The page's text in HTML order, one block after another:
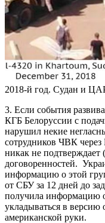
2018-й год. Судан и
3. Если события
КГБ Белоруссии с
нарушил некие
сотрудников ЧВК
никак не подтверждает
договоренностей.
информацию о этой
от СБУ за 12 дней до
получила
укладываться в версию
американской руки.